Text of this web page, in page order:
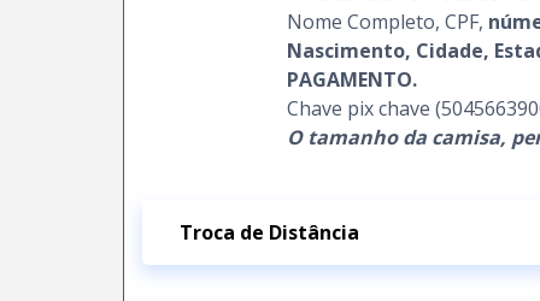
Nome Completo, CPF,
Nascimento, Cidade,
PAGAMENTO.
Chave pix chave
O tamanho da camisa,
Troca de Distância